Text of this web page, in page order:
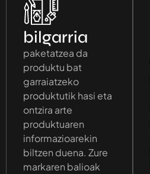
bilgarria
paketatzea da
produktu bat
garraiatzeko
produktutik hasi eta
ontzira arte
produktuaren
informazioarekin
biltzen duena. Zure
markaren balioak